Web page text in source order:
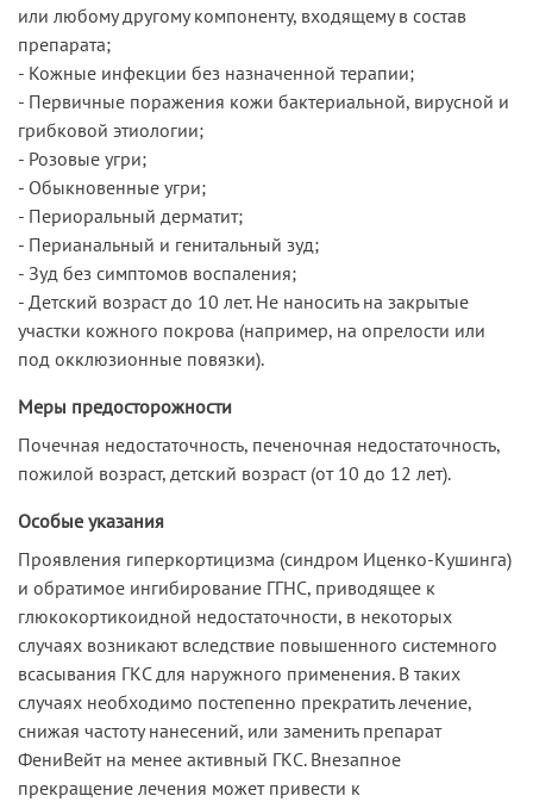
или любому другому компоненту, входящему в состав
препарата;
- Кожные инфекции без назначенной терапии;
- Первичные поражения кожи бактериальной, вирусной и
грибковой этиологии;
- Розовые угри;
- Обыкновенные угри;
- Периоральный дерматит;
- Перианальный и генитальный зуд;
- Зуд без симптомов воспаления;
- Детский возраст до 10 лет. Не наносить на закрытые
участки кожного покрова (например, на опрелости или
под окклюзионные повязки).
Меры предосторожности
Почечная недостаточность, печеночная недостаточность,
пожилой возраст, детский возраст (от 10 до 12 лет).
Особые указания
Проявления гиперкортицизма (синдром Иценко-Кушинга)
и обратимое ингибирование ГГНС, приводящее к
глюкокортикоидной недостаточности, в некоторых
случаях возникают вследствие повышенного системного
всасывания ГКС для наружного применения. В таких
случаях необходимо постепенно прекратить лечение,
снижая частоту нанесений, или заменить препарат
ФениВейт на менее активный ГКС. Внезапное
прекращение лечения может привести к